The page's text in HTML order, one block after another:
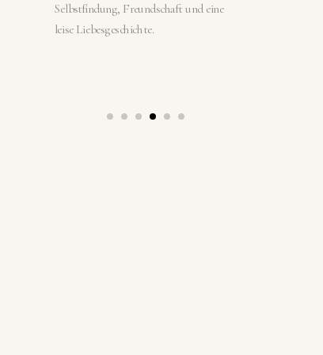
n
Selbstfindung, Freundschaft und eine
leise Liebesgeschichte.